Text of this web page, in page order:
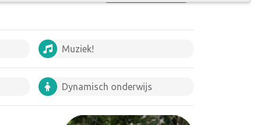
Muziek!
Dynamisch onderwijs